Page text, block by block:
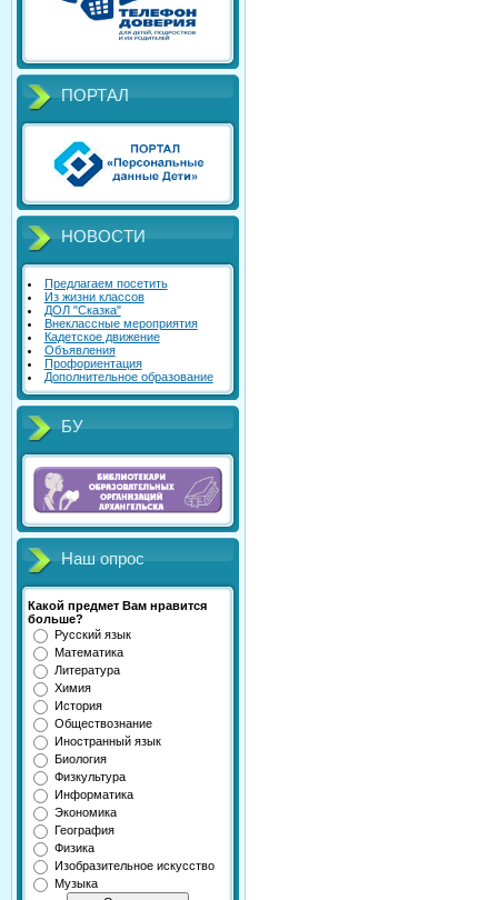
ПОРТАЛ
НОВОСТИ
Предлагаем посетить
Из жизни классов
ДОЛ "Сказка"
Внеклассные мероприятия
Кадетское движение
Объявления
Профориентация
Дополнительное образование
БУ
Наш опрос
Какой предмет Вам нравится
больше?
Русский язык
Математика
Литература
Химия
История
Обществознание
Иностранный язык
Биология
Физкультура
Информатика
Экономика
География
Физика
Изобразительное искусство
Музыка